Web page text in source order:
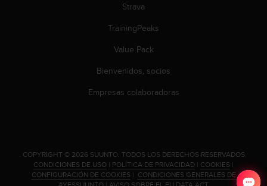
Strava
TrainingPeaks
Value Pack
Bienvenidos, socios
Empresas colaboradoras
. COPYRIGHT © 2026 SUUNTO. TODOS LOS DERECHOS RESERVADOS.
CONDICIONES DE USO | POLÍTICA DE PRIVACIDAD | COOKIES |
CONFIGURACIÓN DE COOKIES | CONDICIONES GENERALES DE